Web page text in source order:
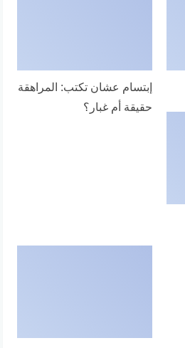
إبتسام عشان تكتب: المراهقة
حقيقة أم غبار؟